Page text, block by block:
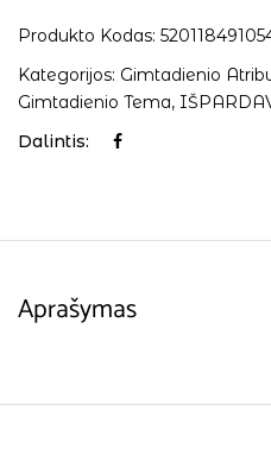
Produkto Kodas:
Kategorijos: Gimtadienio
Gimtadienio Tema,
Dalintis:
Aprašymas